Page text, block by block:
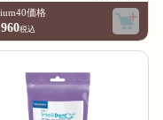
価格